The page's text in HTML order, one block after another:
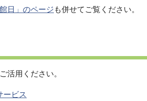
日」のページ も併せてご覧ください。
活用ください。
ービス